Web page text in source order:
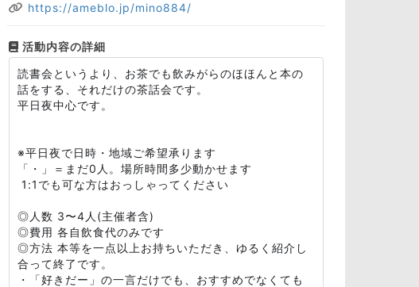
https://ameblo.jp/mino884/
活動内容の詳細
読書会というより、お茶でも飲みがらのほほんと本の
話をする、それだけの茶話会です。
平日夜中心です。
※平日夜で日時・地域ご希望承ります
「・」＝まだ0人。場所時間多少動かせます
1:1でも可な方はおっしゃってください
◎人数 3〜4人(主催者含)
◎費用 各自飲食代のみです
◎方法 本等を一点以上お持ちいただき、ゆるく紹介し
合って終了です。
・「好きだー」の一言だけでも、おすすめでなくても